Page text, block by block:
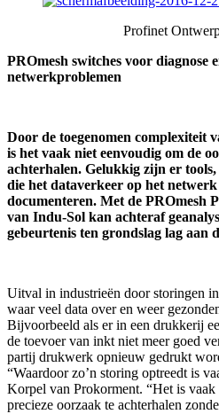
Profinet
PROmesh switches voor diagnose
netwerkproblemen
Door de toegenomen complexiteit
is het vaak niet eenvoudig om de
achterhalen. Gelukkig zijn er tools,
die het dataverkeer op het
documenteren. Met de PROmesh
van Indu-Sol kan achteraf
gebeurtenis ten grondslag lag aan
Uitval in industrieën door storingen
waar veel data over en weer
Bijvoorbeeld als er in een drukkerij
de toevoer van inkt niet meer goed
partij drukwerk opnieuw gedrukt
“Waardoor zo’n storing optreedt is
Korpel van Prokorment. “Het is
precieze oorzaak te achterhalen